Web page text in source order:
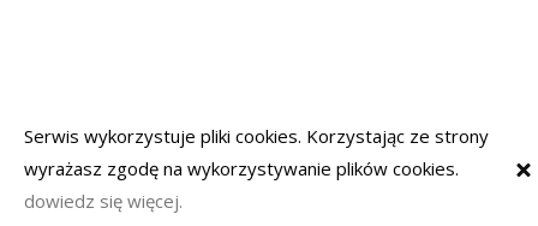
Serwis wykorzystuje pliki cookies. Korzystając ze strony
wyrażasz zgodę na wykorzystywanie plików cookies.
dowiedz się więcej.